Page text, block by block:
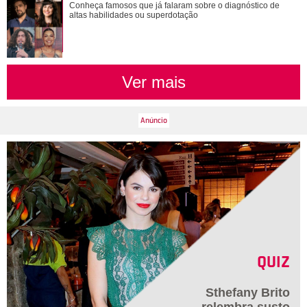
Conheça famosos que já falaram sobre o diagnóstico de
altas habilidades ou superdotação
Ver mais
QUIZ
Sthefany Brito